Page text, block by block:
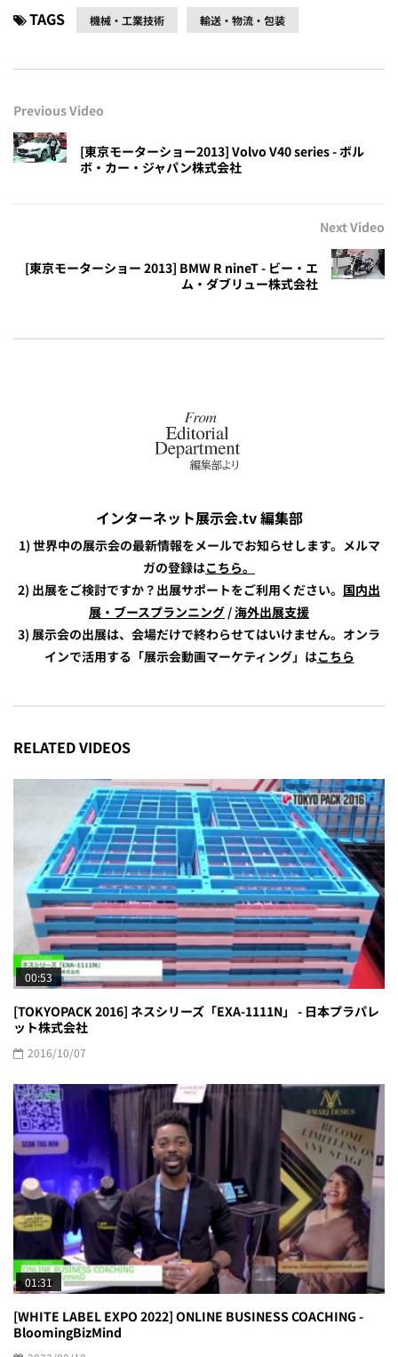
TAGS 機械・工業技術 輸送・物流・包装
Previous Video
[東京モーターショー2013] Volvo V40 series - ボル
ボ・カー・ジャパン株式会社
Next Video
[東京モーターショー 2013] BMW R nineT - ビー・エ
ム・ダブリュー株式会社
インターネット展示会.tv 編集部
1) 世界中の展示会の最新情報をメールでお知らせします。メルマ
ガの登録はこちら。
2) 出展をご検討ですか？出展サポートをご利用ください。 国内出
展・ブースプランニング /海外出展支援
3) 展示会の出展は、会場だけで終わらせてはいけません。オンラ
インで活用する「展示会動画マーケティング」はこちら
RELATED VIDEOS
00:53
[TOKYOPACK 2016] ネスシリーズ「EXA-1111N」 - 日本プラパレ
ット株式会社
2016/10/07
01:31
[WHITE LABEL EXPO 2022] ONLINE BUSINESS COACHING -
BloomingBizMind